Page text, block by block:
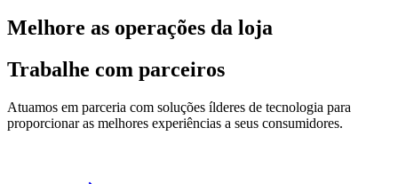
Melhore as operações da loja
Trabalhe com parceiros
Atuamos em parceria com soluções ílderes de tecnologia para
proporcionar as melhores experiências a seus consumidores.